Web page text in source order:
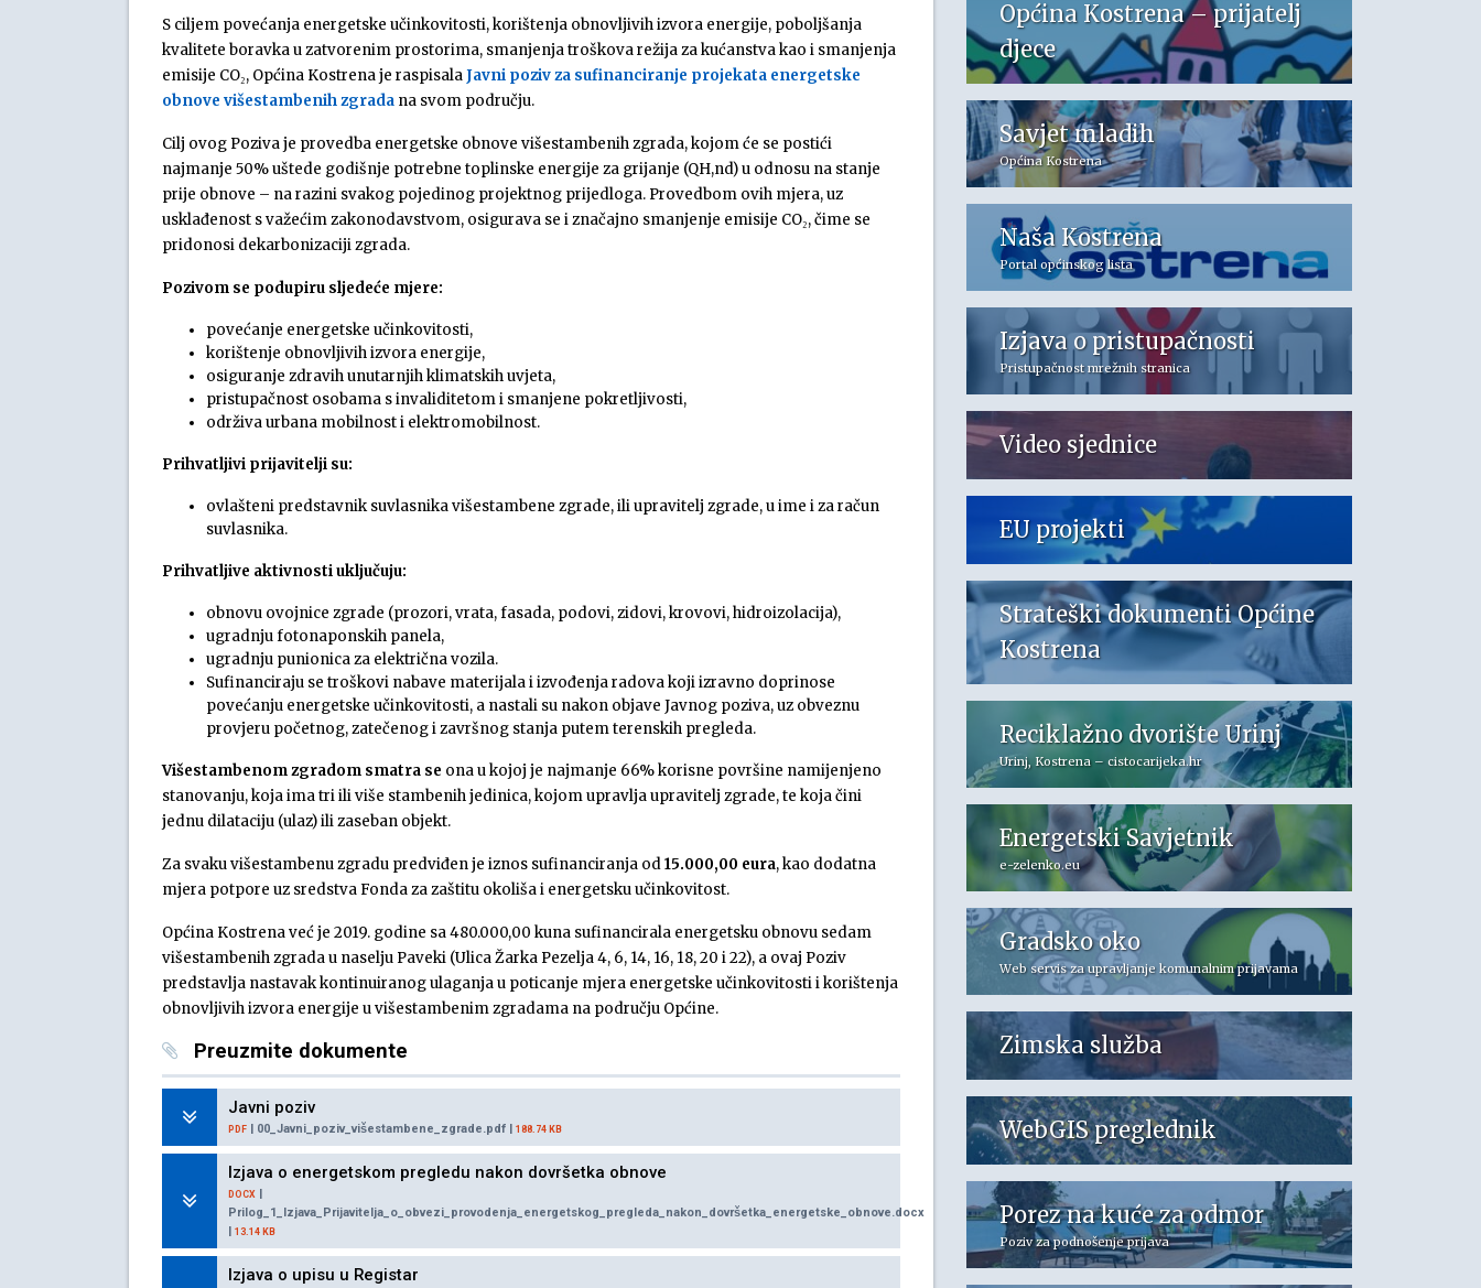
S ciljem povećanja energetske učinkovitosti, korištenja obnovljivih izvora energije, poboljšanja
kvalitete boravka u zatvorenim prostorima, smanjenja troškova režija za kućanstva kao i smanjenja
emisije CO₂, Općina Kostrena je raspisalaJavni poziv za sufinanciranje projekata energetske
obnove višestambenih zgrada na svom području.
Cilj ovog Poziva je provedba energetske obnove višestambenih zgrada, kojom će se postići
najmanje 50% uštede godišnje potrebne toplinske energije za grijanje (QH,nd) u odnosu na stanje
prije obnove – na razini svakog pojedinog projektnog prijedloga. Provedbom ovih mjera, uz
usklađenost s važećim zakonodavstvom, osigurava se i značajno smanjenje emisije CO₂, čime se
pridonosi dekarbonizaciji zgrada.
Pozivom se podupiru sljedeće mjere:
povećanje energetske učinkovitosti,
korištenje obnovljivih izvora energije,
osiguranje zdravih unutarnjih klimatskih uvjeta,
pristupačnost osobama s invaliditetom i smanjene pokretljivosti,
održiva urbana mobilnost i elektromobilnost.
Prihvatljivi prijavitelji su:
ovlašteni predstavnik suvlasnika višestambene zgrade, ili upravitelj zgrade, u ime i za račun
suvlasnika.
Prihvatljive aktivnosti uključuju:
obnovu ovojnice zgrade (prozori, vrata, fasada, podovi, zidovi, krovovi, hidroizolacija),
ugradnju fotonaponskih panela,
ugradnju punionica za električna vozila.
Sufinanciraju se troškovi nabave materijala i izvođenja radova koji izravno doprinose
povećanju energetske učinkovitosti, a nastali su nakon objave Javnog poziva, uz obveznu
provjeru početnog, zatečenog i završnog stanja putem terenskih pregleda.
Višestambenom zgradom smatra se ona u kojoj je najmanje 66% korisne površine namijenjeno
stanovanju, koja ima tri ili više stambenih jedinica, kojom upravlja upravitelj zgrade, te koja čini
jednu dilataciju (ulaz) ili zaseban objekt.
Za svaku višestambenu zgradu predviđen je iznos sufinanciranja od15.000,00 eura, kao dodatna
mjera potpore uz sredstva Fonda za zaštitu okoliša i energetsku učinkovitost.
Općina Kostrena već je 2019. godine sa 480.000,00 kuna sufinancirala energetsku obnovu sedam
višestambenih zgrada u naselju Paveki (Ulica Žarka Pezelja 4, 6, 14, 16, 18, 20 i 22), a ovaj Poziv
predstavlja nastavak kontinuiranog ulaganja u poticanje mjera energetske učinkovitosti i korištenja
obnovljivih izvora energije u višestambenim zgradama na području Općine.
Preuzmite dokumente
Javni poziv
PDF | 00_Javni_poziv_višestambene_zgrade.pdf | 188.74 KB
Izjava o energetskom pregledu nakon dovršetka obnove
DOCX |
Prilog_1_Izjava_Prijavitelja_o_obvezi_provodenja_energetskog_pregleda_nakon_dovršetka_energetske_obnove.docx
| 13.14 KB
Izjava o upisu u Registar
Općina Kostrena – prijatelj
djece
Savjet mladih
Općina Kostrena
Naša Kostrena
Portal općinskog lista
Izjava o pristupačnosti
Pristupačnost mrežnih stranica
Video sjednice
EU projekti
Strateški dokumenti Općine
Kostrena
Reciklažno dvorište Urinj
Urinj, Kostrena – cistocarijeka.hr
Energetski Savjetnik
e-zelenko.eu
Gradsko oko
Web servis za upravljanje komunalnim prijavama
Zimska služba
WebGIS preglednik
Porez na kuće za odmor
Poziv za podnošenje prijava